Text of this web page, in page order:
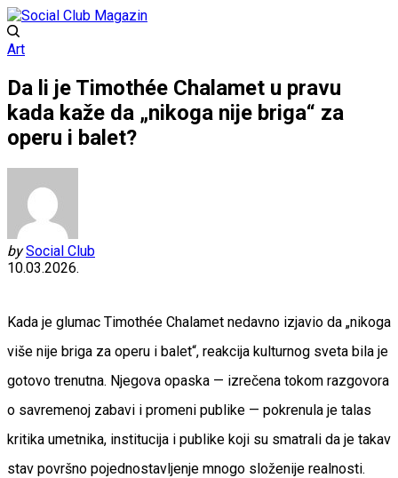
Art
Da li je Timothée Chalamet u pravu
kada kaže da „nikoga nije briga“ za
operu i balet?
by Social Club
10.03.2026.
Kada je glumac Timothée Chalamet nedavno izjavio da „nikoga
više nije briga za operu i balet“, reakcija kulturnog sveta bila je
gotovo trenutna. Njegova opaska — izrečena tokom razgovora
o savremenoj zabavi i promeni publike — pokrenula je talas
kritika umetnika, institucija i publike koji su smatrali da je takav
stav površno pojednostavljenje mnogo složenije realnosti.